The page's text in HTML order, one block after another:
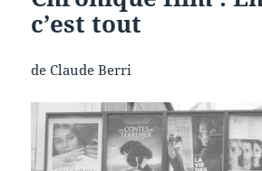
c’est tout
de Claude Berri